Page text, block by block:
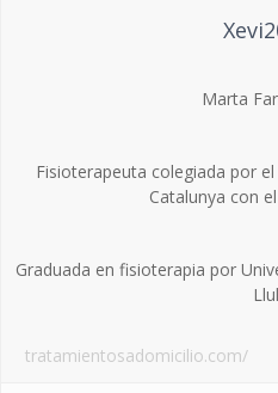
Marta
Fisioterapeuta colegiada por
Catalunya con
Graduada en fisioterapia por
tratamientosadomicilio.com/